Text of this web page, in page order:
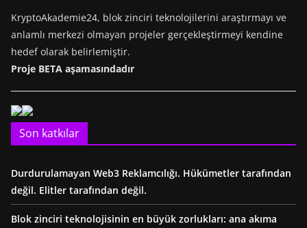
KryptoAkademie24, blok zinciri teknolojilerini araştırmayı ve
anlamlı merkezi olmayan projeler gerçekleştirmeyi kendine
hedef olarak belirlemiştir.
Proje BETA aşamasındadır
Son katkılar
Durdurulamayan Web3 Reklamcılığı. Hükümetler tarafından
değil. Elitler tarafından değil.
Blok zinciri teknolojisinin en büyük zorlukları: ana akıma